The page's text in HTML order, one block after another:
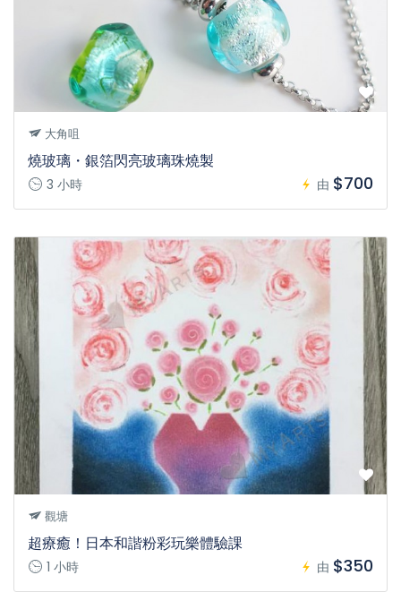
大角咀
燒玻璃・銀箔閃亮玻璃珠燒製
3 小時 由 $700
觀塘
超療癒！日本和諧粉彩玩樂體驗課
1 小時 由 $350